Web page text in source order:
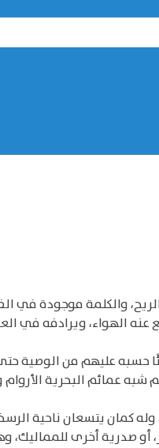
الريح، والكلمة
عليهم من الوصية
عمائم البحرية
كمان يتسعان ناحية
(6) وعند دوزى: اليلك: مشدّ آخر،